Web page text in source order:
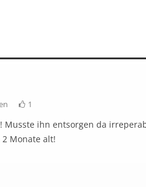
1
Musste ihn entsorgen da
Monate alt!